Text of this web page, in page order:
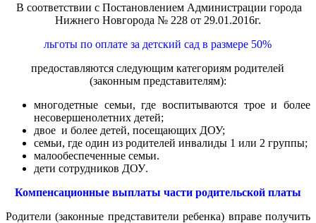
В соответствии с Постановлением Администрации города
Нижнего Новгорода № 228 от 29.01.2016г.
льготы по оплате за детский сад в размере 50%
предоставляются следующим категориям родителей
(законным представителям):
многодетные семьи, где воспитываются трое и более
несовершенолетних детей;
двое и более детей, посещающих ДОУ;
семьи, где один из родителей инвалиды 1 или 2 группы;
малообеспеченные семьи.
дети сотрудников ДОУ.
Компенсационные выплаты части родительской платы
Родители (законные представители ребенка) вправе получить